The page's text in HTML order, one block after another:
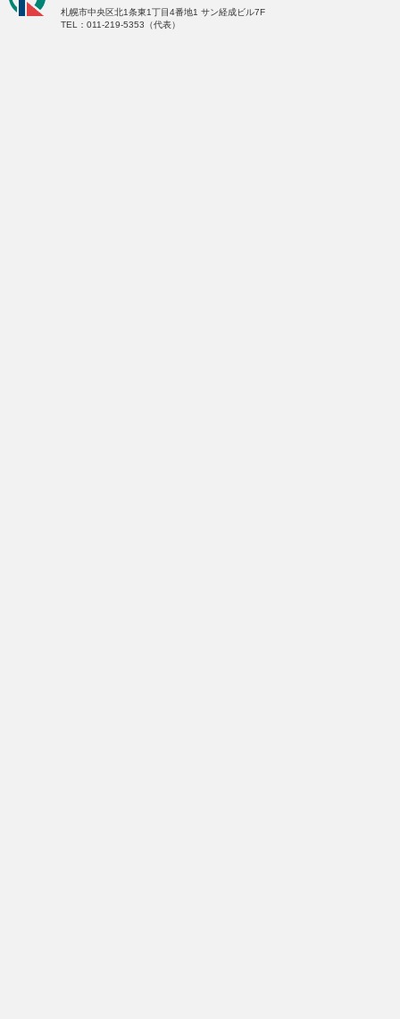
札幌市中央区北1条東1丁目4番地1 サン経成ビル7F
TEL：011-219-5353（代表）